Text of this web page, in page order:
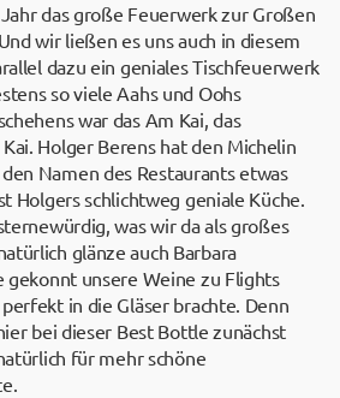
das große Feuerwerk zur Großen
wir ließen es uns auch in diesem
dazu ein geniales Tischfeuerwerk
so viele Aahs und Oohs
war das Am Kai, das
Holger Berens hat den Michelin
Namen des Restaurants etwas
Holgers schlichtweg geniale Küche.
was wir da als großes
glänze auch Barbara
gekonnt unsere Weine zu Flights
in die Gläser brachte. Denn
bei dieser Best Bottle zunächst
für mehr schöne